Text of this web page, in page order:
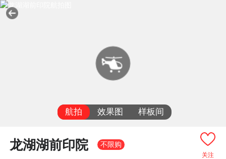
航拍 效果图 样板间
关注
龙湖湖前印院 不限购